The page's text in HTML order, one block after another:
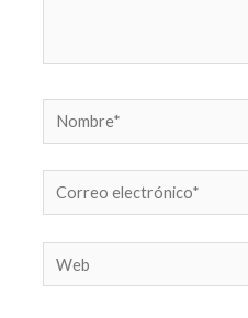
Nombre*
Correo
electrónico*
Web